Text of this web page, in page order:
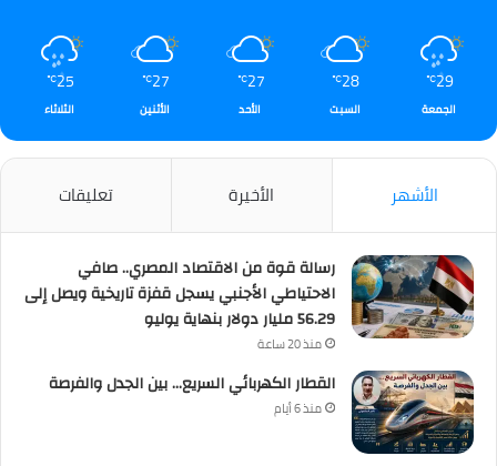
29
℃
الجمعة
28
℃
السبت
27
℃
الأحد
27
℃
الأثنين
25
℃
الثلاثاء
الأشهر الأخيرة تعليقات
رسالة قوة من الاقتصاد المصري.. صافي
الاحتياطي الأجنبي يسجل قفزة تاريخية ويصل إلى
56.29 مليار دولار بنهاية يوليو
منذ 20 ساعة
القطار الكهربائي السريع… بين الجدل والفرصة
منذ 6 أيام